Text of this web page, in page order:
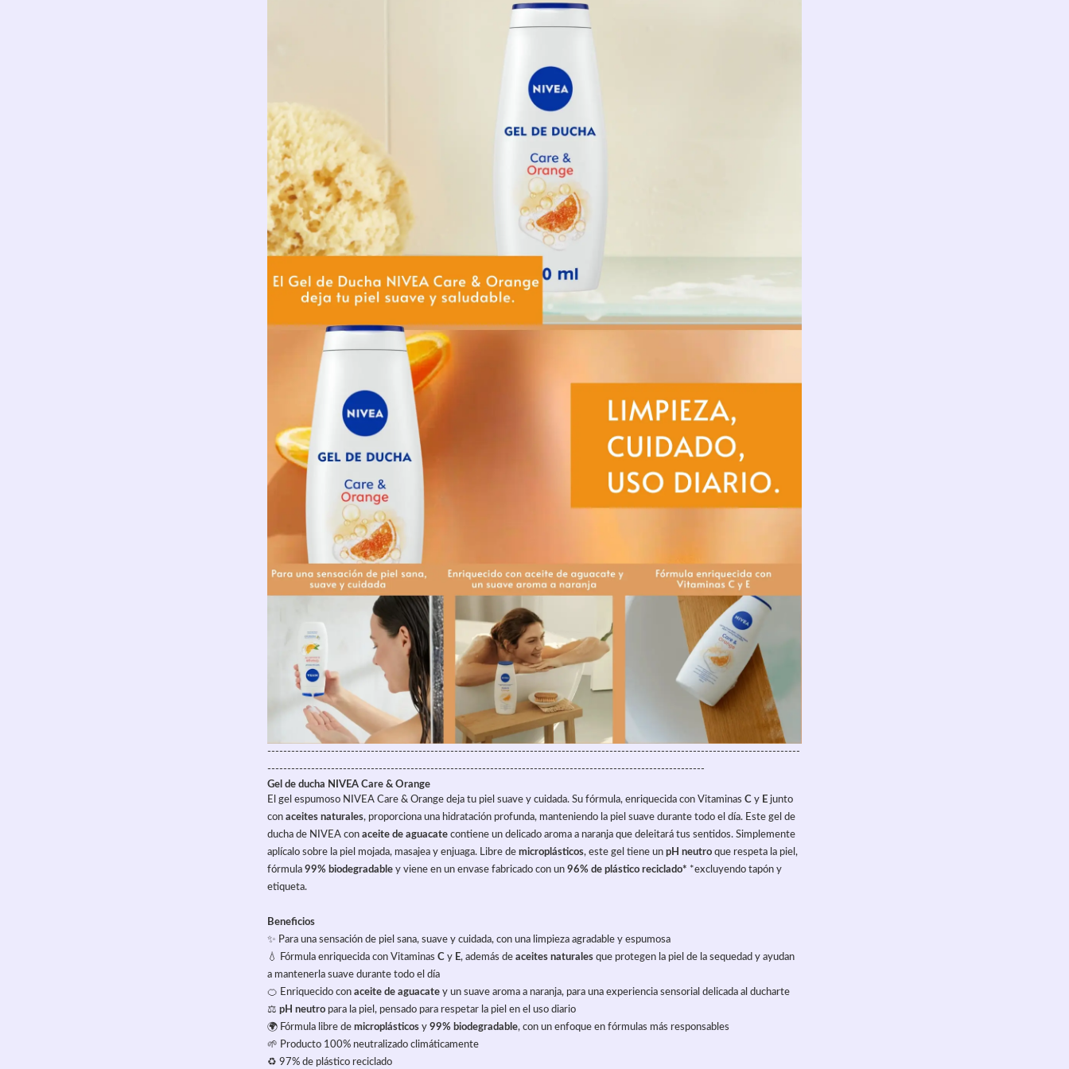
--------------------------------------------------------------------------------------------------------------------------------------
--------------------------------------------------------------------------------------------------------------
Gel de ducha NIVEA Care & Orange
El gel espumoso NIVEA Care & Orange deja tu piel suave y cuidada. Su fórmula, enriquecida con Vitaminas C y E junto
con aceites naturales, proporciona una hidratación profunda, manteniendo la piel suave durante todo el día. Este gel de
ducha de NIVEA con aceite de aguacate contiene un delicado aroma a naranja que deleitará tus sentidos. Simplemente
aplícalo sobre la piel mojada, masajea y enjuaga. Libre de microplásticos, este gel tiene un pH neutro que respeta la piel,
fórmula 99% biodegradable y viene en un envase fabricado con un 96% de plástico reciclado* *excluyendo tapón y
etiqueta.
Beneficios
✨ Para una sensación de piel sana, suave y cuidada, con una limpieza agradable y espumosa
💧 Fórmula enriquecida con Vitaminas C y E, además de aceites naturales que protegen la piel de la sequedad y ayudan
a mantenerla suave durante todo el día
🍊 Enriquecido con aceite de aguacate y un suave aroma a naranja, para una experiencia sensorial delicada al ducharte
⚖️ pH neutro para la piel, pensado para respetar la piel en el uso diario
🌍 Fórmula libre de microplásticos y 99% biodegradable, con un enfoque en fórmulas más responsables
🌱 Producto 100% neutralizado climáticamente
♻️ 97% de plástico reciclado